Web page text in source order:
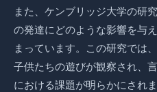
また、ケンブリッジ大学の研
の発達にどのような影響を与
まっています。この研究では
子供たちの遊びが観察され、
における課題が明らかにされ